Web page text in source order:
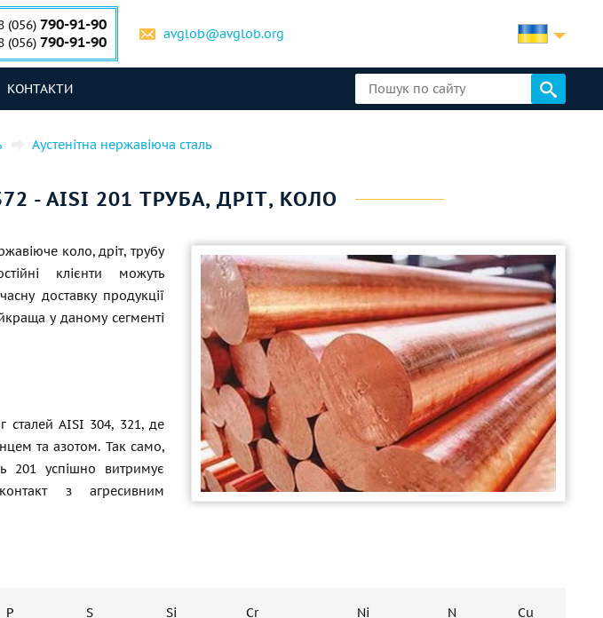
(056) 790-91-90
(056) 790-91-90 avglob@avglob.org
КОНТАКТИ
Аустенітна нержавіюча сталь
- AISI 201 ТРУБА, ДРІТ, КОЛО
коло, дріт, трубу
клієнти можуть
доставку продукції
у даному сегменті
сталей AISI 304, 321, де
та азотом. Так само,
201 успішно витримує
з агресивним
P S Si Cr Ni N Cu